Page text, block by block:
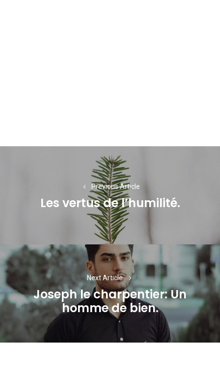
Previous Article
Previous
post:
Les vertus de l’humilité.
Next Article
Next
post:
Joseph le charpentier: Un
homme de bien.